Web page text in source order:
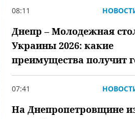
08:11
Днепр – Молодежная
Украины 2026: какие
преимущества получит
07:41
На Днепропетровщине